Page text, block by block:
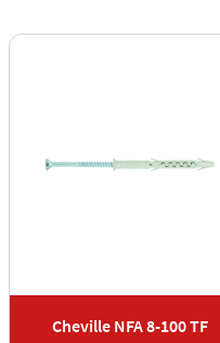
Cheville NFA 8-100 TF